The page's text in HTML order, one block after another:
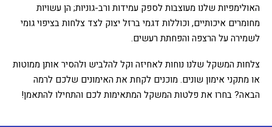
האולימפיות שלנו מעוצבות לספק עמידות ורב-גוניות; הן עשויות
מחומרים איכותיים, וכוללות דגמי ברזל יצוק לצד צלחות בציפוי גומי
לשמירה על הרצפה והפחתת רעשים.
צלחות המשקל שלנו נוחות לאחיזה וקל להלביש ולהסיר אותן ממוטות
או מתקני אימון שונים. מוכנים לקחת את האימונים שלכם לרמה
הבאה? בחרו את פלטות המשקל המתאימות לכם והתחילו להתאמן!